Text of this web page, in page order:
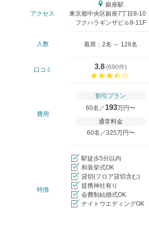
アクセス
銀座駅
東京都中央区銀座7丁目8-10
フクハラギンザビル9-11F
人数 着席：2名 ～ 128名
口コミ 3.8 (690件)
費用
割引プラン
60名／ 193万円〜
通常料金
60名／325万円〜
特徴
駅徒歩5分以内
和装挙式OK
貸切(フロア貸切含む)
提携神社有り
会費制結婚式OK
ナイトウエディングOK